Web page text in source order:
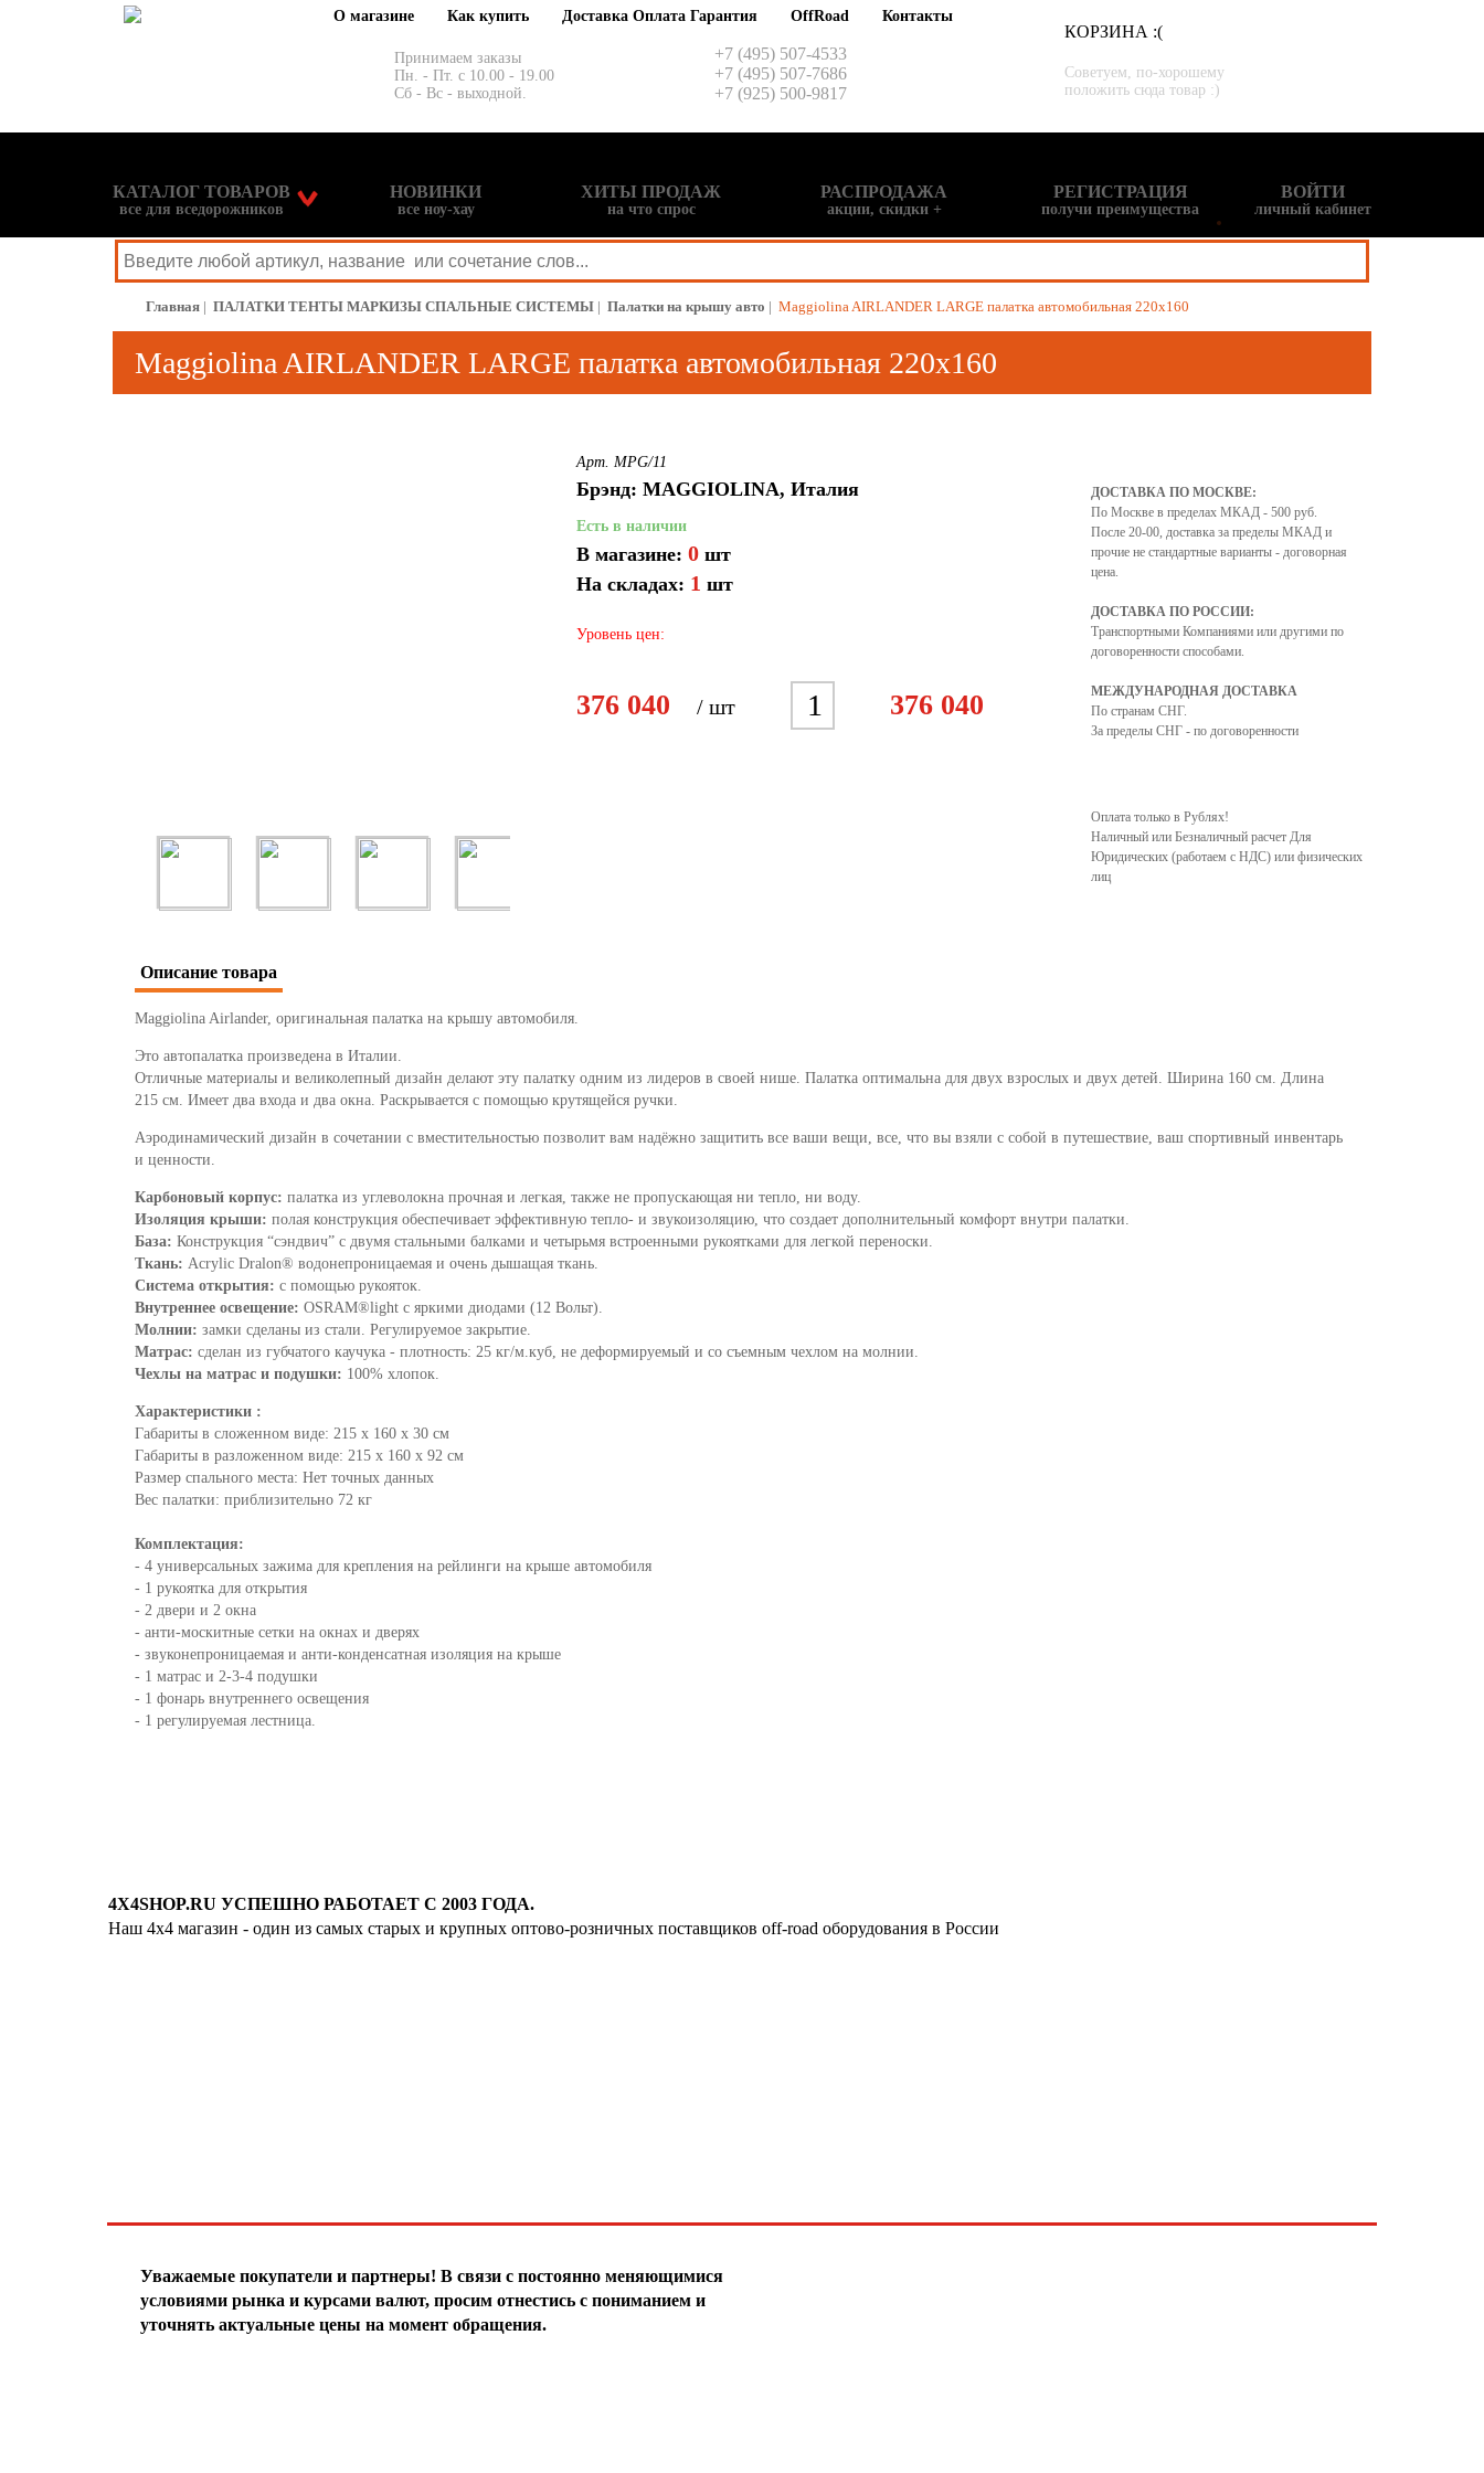
О магазине Как купить Доставка Оплата Гарантия OffRoad Контакты
Принимаем заказы
Пн. - Пт. с 10.00 - 19.00
Сб - Вс - выходной.
+7 (495) 507-4533
+7 (495) 507-7686
+7 (925) 500-9817
КОРЗИНА :(
Советуем, по-хорошему
положить сюда товар :)
РЕГИСТРАЦИЯ
получи преимущества
ВОЙТИ
личный кабинет
КАТАЛОГ ТОВАРОВ
все для вседорожников
НОВИНКИ
все ноу-хау
ХИТЫ ПРОДАЖ
на что спрос
РАСПРОДАЖА
акции, скидки +
Главная | ПАЛАТКИ ТЕНТЫ МАРКИЗЫ СПАЛЬНЫЕ СИСТЕМЫ | Палатки на крышу авто | Maggiolina AIRLANDER LARGE палатка автомобильная 220х160
Maggiolina AIRLANDER LARGE палатка автомобильная 220х160
Арт. MPG/11
Брэнд: MAGGIOLINA, Италия
Есть в наличии
В магазине: 0 шт
На складах: 1 шт
Уровень цен:
376 040 / шт
1
11
12
13
16
29
376 040
ДОСТАВКА ПО МОСКВЕ:
По Москве в пределах МКАД - 500 руб.
После 20-00, доставка за пределы МКАД и
прочие не стандартные варианты - договорная
цена.
ДОСТАВКА ПО РОССИИ:
Транспортными Компаниями или другими по
договоренности способами.
МЕЖДУНАРОДНАЯ ДОСТАВКА
По странам СНГ.
За пределы СНГ - по договоренности
Оплата только в Рублях!
Наличный или Безналичный расчет Для
Юридических (работаем с НДС) или физических
лиц
Описание товара
Maggiolina Airlander, оригинальная палатка на крышу автомобиля.
Это автопалатка произведена в Италии.
Отличные материалы и великолепный дизайн делают эту палатку одним из лидеров в своей нише. Палатка оптимальна для двух взрослых и двух детей. Ширина 160 cм. Длина
215 cм. Имеет два входа и два окна. Раскрывается с помощью крутящейся ручки.
Аэродинамический дизайн в сочетании с вместительностью позволит вам надёжно защитить все ваши вещи, все, что вы взяли с собой в путешествие, ваш спортивный инвентарь
и ценности.
Карбоновый корпус: палатка из углеволокна прочная и легкая, также не пропускающая ни тепло, ни воду.
Изоляция крыши: полая конструкция обеспечивает эффективную тепло- и звукоизоляцию, что создает дополнительный комфорт внутри палатки.
База: Конструкция “сэндвич” с двумя стальными балками и четырьмя встроенными рукоятками для легкой переноски.
Ткань: Acrylic Dralon® водонепроницаемая и очень дышащая ткань.
Система открытия: с помощью рукояток.
Внутреннее освещение: OSRAM®light с яркими диодами (12 Вольт).
Молнии: замки сделаны из стали. Регулируемое закрытие.
Матрас: сделан из губчатого каучука - плотность: 25 кг/м.куб, не деформируемый и со съемным чехлом на молнии.
Чехлы на матрас и подушки: 100% хлопок.
Характеристики :
Габариты в сложенном виде: 215 х 160 х 30 cм
Габариты в разложенном виде: 215 х 160 х 92 см
Размер спального места: Нет точных данных
Вес палатки: приблизительно 72 кг
Комплектация:
- 4 универсальных зажима для крепления на рейлинги на крыше автомобиля
- 1 рукоятка для открытия
- 2 двери и 2 окна
- анти-москитные сетки на окнах и дверях
- звуконепроницаемая и анти-конденсатная изоляция на крыше
- 1 матрас и 2-3-4 подушки
- 1 фонарь внутреннего освещения
- 1 регулируемая лестница.
4X4SHOP.RU УСПЕШНО РАБОТАЕТ С 2003 ГОДА.
Наш 4x4 магазин - один из самых старых и крупных оптово-розничных поставщиков off-road оборудования в России
Уважаемые покупатели и партнеры! В связи с постоянно меняющимися
условиями рынка и курсами валют, просим отнестись с пониманием и
уточнять актуальные цены на момент обращения.